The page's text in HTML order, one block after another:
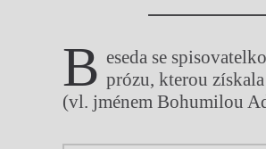
Výroční ceny
B eseda se
prózu, kterou
(vl. jménem Bohumilou